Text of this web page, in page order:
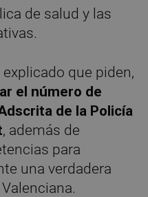
de salud y las
que piden,
el número de
de la Policía
, además de
para
una verdadera